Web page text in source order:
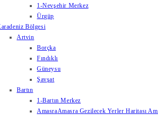
1-Nevşehir Merkez
Ürgüp
Bölgesi
Artvin
Borçka
Fındıklı
Güneysu
Şavşat
Bartın
1-Bartın Merkez
AmasraAmasra Gezilecek Yerler Haritası